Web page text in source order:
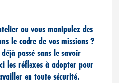
ou vous manipulez des
le cadre de vos missions ?
passé sans le savoir
les réflexes à adopter pour
en toute sécurité.